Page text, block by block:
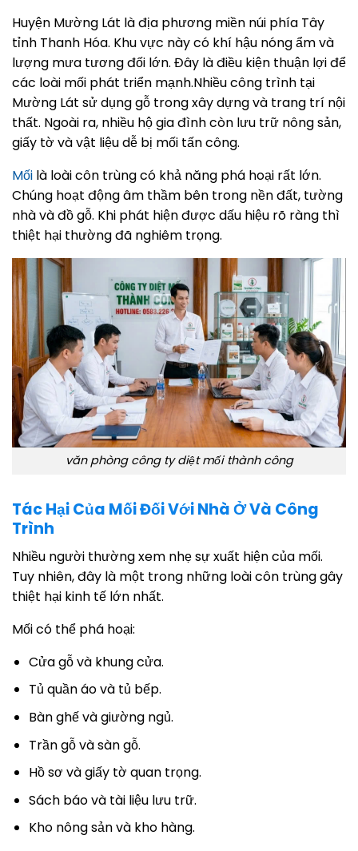
Huyện Mường Lát là địa phương miền núi phía Tây
tỉnh Thanh Hóa. Khu vực này có khí hậu nóng ẩm và
lượng mưa tương đối lớn. Đây là điều kiện thuận lợi để
các loài mối phát triển mạnh.Nhiều công trình tại
Mường Lát sử dụng gỗ trong xây dựng và trang trí nội
thất. Ngoài ra, nhiều hộ gia đình còn lưu trữ nông sản,
giấy tờ và vật liệu dễ bị mối tấn công.
Mối là loài côn trùng có khả năng phá hoại rất lớn.
Chúng hoạt động âm thầm bên trong nền đất, tường
nhà và đồ gỗ. Khi phát hiện được dấu hiệu rõ ràng thì
thiệt hại thường đã nghiêm trọng.
văn phòng công ty diệt mối thành công
Tác Hại Của Mối Đối Với Nhà Ở Và Công
Trình
Nhiều người thường xem nhẹ sự xuất hiện của mối.
Tuy nhiên, đây là một trong những loài côn trùng gây
thiệt hại kinh tế lớn nhất.
Mối có thể phá hoại:
Cửa gỗ và khung cửa.
Tủ quần áo và tủ bếp.
Bàn ghế và giường ngủ.
Trần gỗ và sàn gỗ.
Hồ sơ và giấy tờ quan trọng.
Sách báo và tài liệu lưu trữ.
Kho nông sản và kho hàng.